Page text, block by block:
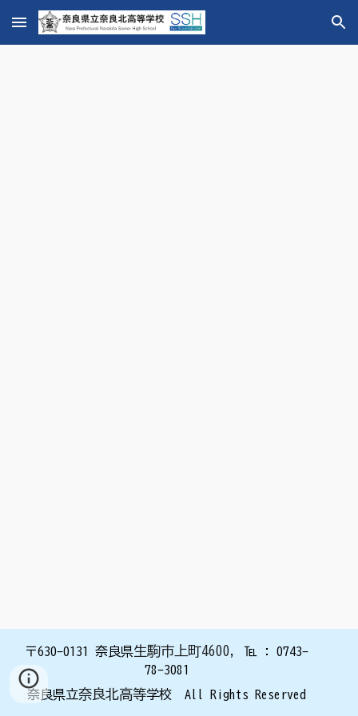
Skip to main content Skip to navigation
〒630-0131 奈良県生駒市上町4600,℡ : 0743-
78-3081
奈良県立奈良北高等学校 All Rights Reserved